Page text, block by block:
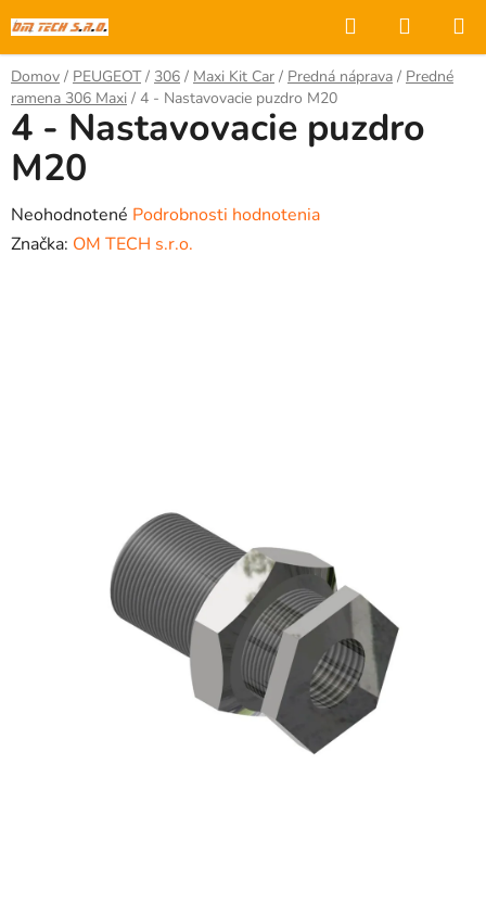
na
obsah
Hľadať
KOŠÍK
Domov / PEUGEOT / 306 / Maxi Kit Car / Predná náprava / Predné
ramena 306 Maxi / 4 - Nastavovacie puzdro M20
4 - Nastavovacie puzdro
M20
Priemerné
hodnotenie
Neohodnotené Podrobnosti hodnotenia
Značka: OM TECH s.r.o.